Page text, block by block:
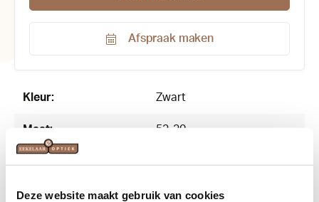
Deze website maakt gebruik van cookies
Afspraak maken
Kleur:
Zwart
Maat: 52-20
Merk: Prada